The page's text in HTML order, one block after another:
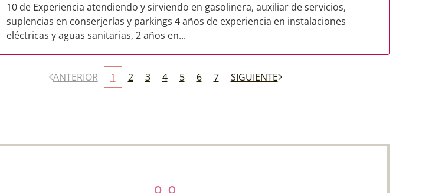
10 de Experiencia atendiendo y sirviendo en gasolinera, auxiliar de servicios,
suplencias en conserjerías y parkings 4 años de experiencia en instalaciones
eléctricas y aguas sanitarias, 2 años en...
ANTERIOR 1 2 3 4 5 6 7 SIGUIENTE